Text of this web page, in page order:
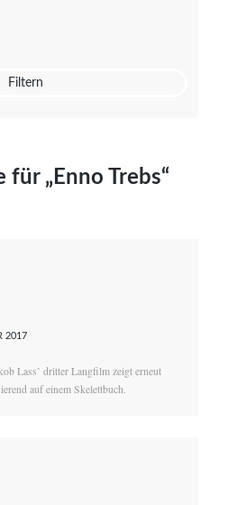
Filtern
für „Enno Trebs“
2017
Lass’ dritter Langfilm zeigt erneut
auf einem Skelettbuch.